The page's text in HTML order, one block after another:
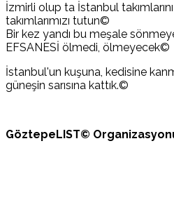
İzmirli olup ta İstanbul
takımlarımızı tutun©
Bir kez yandı bu meşale
EFSANESİ ölmedi, ölmeyecek©
İstanbul'un kuşuna, kedisine
güneşin sarısına kattık.©
GöztepeLIST©